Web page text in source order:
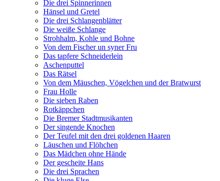
Die drei Spinnerinnen
Hänsel und Gretel
Die drei Schlangenblätter
Die weiße Schlange
Strohhalm, Kohle und Bohne
Von dem Fischer un syner Fru
Das tapfere Schneiderlein
Aschenputtel
Das Rätsel
Von dem Mäuschen, Vögelchen und der Bratwurst
Frau Holle
Die sieben Raben
Rotkäppchen
Die Bremer Stadtmusikanten
Der singende Knochen
Der Teufel mit den drei goldenen Haaren
Läuschen und Flöhchen
Das Mädchen ohne Hände
Der gescheite Hans
Die drei Sprachen